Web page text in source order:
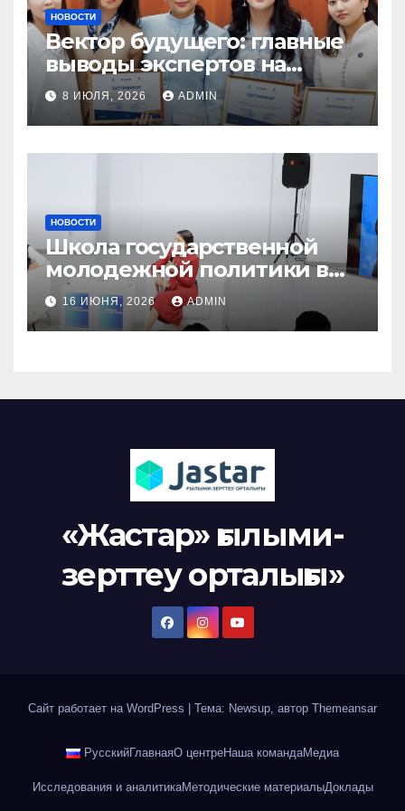
НОВОСТИ
Вектор будущего: главные
выводы экспертов на
акселераторе «Jastar
Research Hub»
8 ИЮЛЯ, 2026 ADMIN
НОВОСТИ
Школа государственной
молодежной политики в
области Актобе
16 ИЮНЯ, 2026 ADMIN
«Жастар» ғылыми-
зерттеу орталығы»
Сайт работает на WordPress Тема: Newsup, автор Themeansar
РусскийГлавнаяО центреНаша командаМедиа
Исследования и аналитикаМетодические материалыДоклады